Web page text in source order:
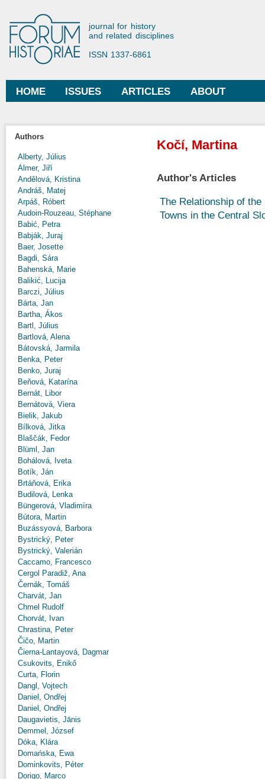
Forum Historiae
journal for history
and related disciplines
ISSN 1337-6861
Main menu
HOME ISSUES ARTICLES ABOUT
Authors
Alberty, Július
Almer, Jiří
Andělová, Kristina
Andráš, Matej
Arpáš, Róbert
Audoin-Rouzeau, Stéphane
Babić, Petra
Babják, Juraj
Baer, Josette
Bagdi, Sára
Bahenská, Marie
Balikić, Lucija
Barczi, Július
Bárta, Jan
Bartha, Ákos
Bartl, Július
Bartlová, Alena
Bátovská, Jarmila
Benka, Peter
Benko, Juraj
Beňová, Katarína
Bernát, Libor
Bernátová, Viera
Bielik, Jakub
Bílková, Jitka
Blaščák, Fedor
Blüml, Jan
Bohálová, Iveta
Botík, Ján
Brtáňová, Erika
Budilová, Lenka
Büngerová, Vladimíra
Bútora, Martin
Buzássyová, Barbora
Bystrický, Peter
Bystrický, Valerián
Caccamo, Francesco
Cergol Paradiž, Ana
Černák, Tomáš
Charvát, Jan
Chmel Rudolf
Chorvát, Ivan
Chrastina, Peter
Čičo, Martin
Čierna-Lantayová, Dagmar
Csukovits, Enikő
Curta, Florin
Dangl, Vojtech
Daniel, Ondřej
Daniel, Ondřej
Daugavietis, Jānis
Demmel, József
Dóka, Klára
Domańska, Ewa
Dominkovits, Péter
Dorigo, Marco
Kočí, Martina
Author's Articles
The Relationship of
Towns in the Central